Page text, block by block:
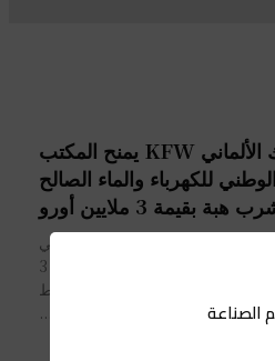
البنك الألماني KFW يمنح المكتب
الوطني للكهرباء والماء الصالح
هبة بقيمة 3 ملايين أورو
منح البنك الألماني KFW المكتب الوطني
للكهرباء والماء الصالح للشرب هبة بقيمة 3
أورو مخصصة لتمويل الدعم المرتبط
المواكبة". وقد تم التوقيع على...الصناعة